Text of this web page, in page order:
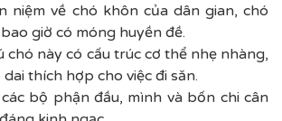
niệm về chó khôn của dân gian, chó
giờ có móng huyền đề.
chó này có cấu trúc cơ thể nhẹ nhàng,
thích hợp cho việc đi săn.
bộ phận đầu, mình và bốn chi cân